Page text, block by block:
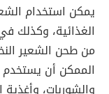
يمكن استخدام
الغذائية، وكذلك
من طحن الشعير
الممكن أن يستخدم
والشوربات،